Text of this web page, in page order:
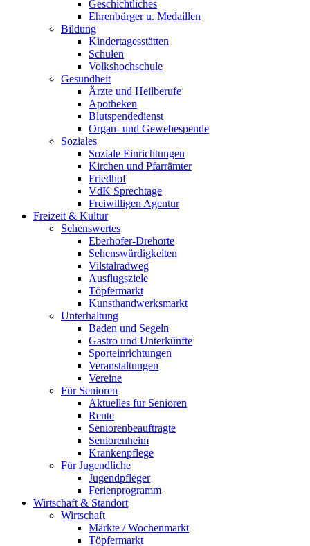
Geschichtliches
Ehrenbürger u. Medaillen
Bildung
Kindertagesstätten
Schulen
Volkshochschule
Gesundheit
Ärzte und Heilberufe
Apotheken
Blutspendedienst
Organ- und Gewebespende
Soziales
Soziale Einrichtungen
Kirchen und Pfarrämter
Friedhof
VdK Sprechtage
Freiwilligen Agentur
Freizeit & Kultur
Sehenswertes
Eberhofer-Drehorte
Sehenswürdigkeiten
Vilstalradweg
Ausflugsziele
Töpfermarkt
Kunsthandwerksmarkt
Unterhaltung
Baden und Segeln
Gastro und Unterkünfte
Sporteinrichtungen
Veranstaltungen
Vereine
Für Senioren
Aktuelles für Senioren
Rente
Seniorenbeauftragte
Seniorenheim
Krankenpflege
Für Jugendliche
Jugendpfleger
Ferienprogramm
Wirtschaft & Standort
Wirtschaft
Märkte / Wochenmarkt
Töpfermarkt